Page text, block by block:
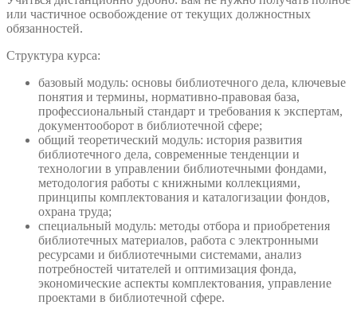
или частичное освобождение от текущих должностных
обязанностей.
Структура курса:
базовый модуль: основы библиотечного дела, ключевые
понятия и термины, нормативно-правовая база,
профессиональный стандарт и требования к экспертам,
документооборот в библиотечной сфере;
общий теоретический модуль: история развития
библиотечного дела, современные тенденции и
технологии в управлении библиотечными фондами,
методология работы с книжными коллекциями,
принципы комплектования и каталогизации фондов,
охрана труда;
специальный модуль: методы отбора и приобретения
библиотечных материалов, работа с электронными
ресурсами и библиотечными системами, анализ
потребностей читателей и оптимизация фонда,
экономические аспекты комплектования, управление
проектами в библиотечной сфере.